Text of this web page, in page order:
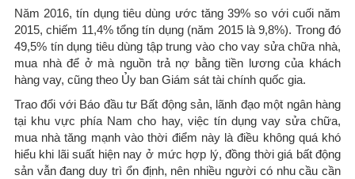
Năm 2016, tín dụng tiêu dùng ước tăng 39% so với cuối năm
2015, chiếm 11,4% tổng tín dụng (năm 2015 là 9,8%). Trong đó
49,5% tín dụng tiêu dùng tập trung vào cho vay sửa chữa nhà,
mua nhà để ở mà nguồn trả nợ bằng tiền lương của khách
hàng vay, cũng theo Ủy ban Giám sát tài chính quốc gia.
Trao đổi với Báo đầu tư Bất động sản, lãnh đạo một ngân hàng
tại khu vực phía Nam cho hay, việc tín dụng vay sửa chữa,
mua nhà tăng mạnh vào thời điểm này là điều không quá khó
hiểu khi lãi suất hiện nay ở mức hợp lý, đồng thời giá bất động
sản vẫn đang duy trì ổn định, nên nhiều người có nhu cầu cần